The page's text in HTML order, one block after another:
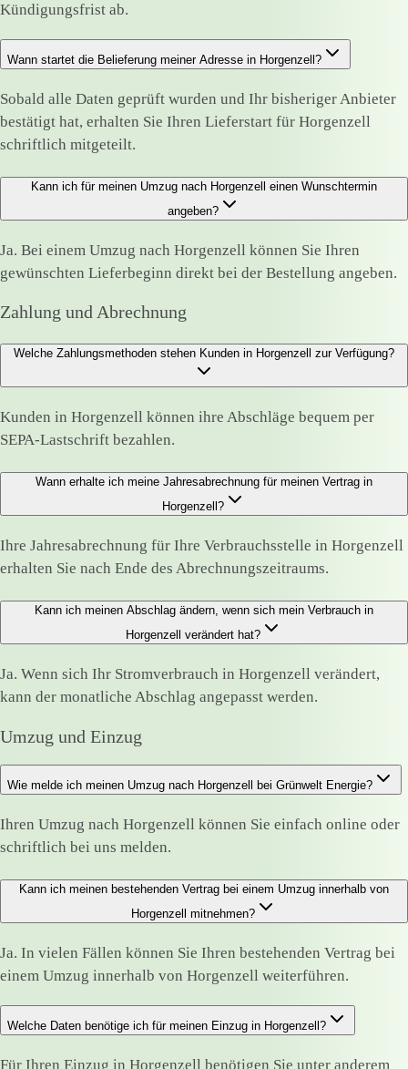
Kündigungsfrist ab.
Wann startet die Belieferung meiner Adresse in Horgenzell?
Sobald alle Daten geprüft wurden und Ihr bisheriger Anbieter
bestätigt hat, erhalten Sie Ihren Lieferstart für Horgenzell
schriftlich mitgeteilt.
Kann ich für meinen Umzug nach Horgenzell einen Wunschtermin
angeben?
Ja. Bei einem Umzug nach Horgenzell können Sie Ihren
gewünschten Lieferbeginn direkt bei der Bestellung angeben.
Zahlung und Abrechnung
Welche Zahlungsmethoden stehen Kunden in Horgenzell zur Verfügung?
Kunden in Horgenzell können ihre Abschläge bequem per
SEPA-Lastschrift bezahlen.
Wann erhalte ich meine Jahresabrechnung für meinen Vertrag in
Horgenzell?
Ihre Jahresabrechnung für Ihre Verbrauchsstelle in Horgenzell
erhalten Sie nach Ende des Abrechnungszeitraums.
Kann ich meinen Abschlag ändern, wenn sich mein Verbrauch in
Horgenzell verändert hat?
Ja. Wenn sich Ihr Stromverbrauch in Horgenzell verändert,
kann der monatliche Abschlag angepasst werden.
Umzug und Einzug
Wie melde ich meinen Umzug nach Horgenzell bei Grünwelt Energie?
Ihren Umzug nach Horgenzell können Sie einfach online oder
schriftlich bei uns melden.
Kann ich meinen bestehenden Vertrag bei einem Umzug innerhalb von
Horgenzell mitnehmen?
Ja. In vielen Fällen können Sie Ihren bestehenden Vertrag bei
einem Umzug innerhalb von Horgenzell weiterführen.
Welche Daten benötige ich für meinen Einzug in Horgenzell?
Für Ihren Einzug in Horgenzell benötigen Sie unter anderem